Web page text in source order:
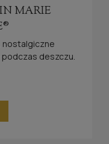
MARIE
nostalgiczne
deszczu.